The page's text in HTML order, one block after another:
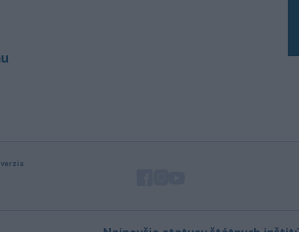
Revolučné gardy (IRGC).